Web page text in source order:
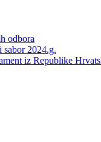
odbora
sabor 2024.g.
iz Republike